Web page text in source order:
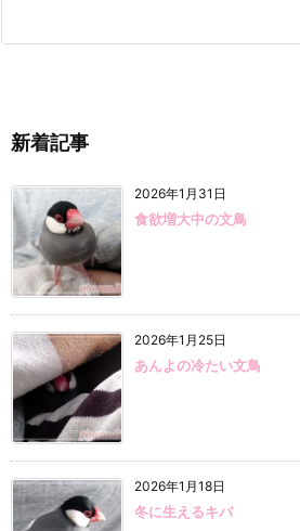
新着記事
2026年1月31日
食欲増大中の文鳥
2026年1月25日
あんよの冷たい文鳥
2026年1月18日
冬に生えるキバ